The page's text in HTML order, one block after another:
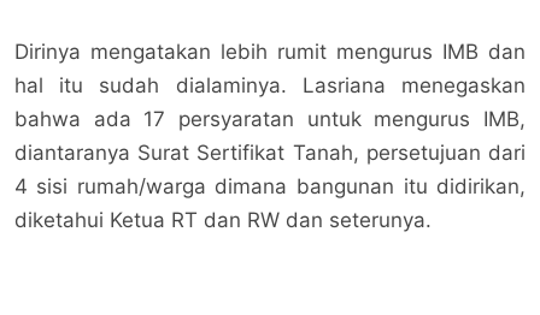
Dirinya mengatakan lebih rumit mengurus IMB dan
hal itu sudah dialaminya. Lasriana menegaskan
bahwa ada 17 persyaratan untuk mengurus IMB,
diantaranya Surat Sertifikat Tanah, persetujuan dari
4 sisi rumah/warga dimana bangunan itu didirikan,
diketahui Ketua RT dan RW dan seterunya.